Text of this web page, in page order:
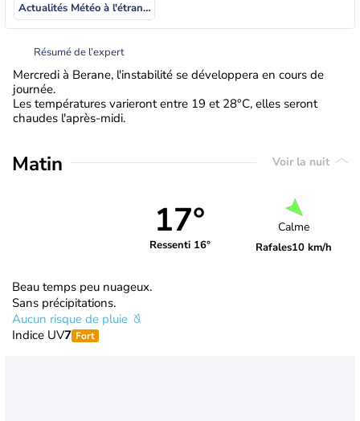
Actualités Météo à l'étranger
Résumé de l’expert
Mercredi à Berane, l'instabilité se développera en cours de
journée.
Les températures varieront entre 19 et 28°C, elles seront
chaudes l'après-midi.
Matin Voir la nuit
17°
Ressenti 16°
Calme
Rafales10 km/h
Beau temps peu nuageux.
Sans précipitations.
Aucun risque de pluie
Indice UV7 Fort